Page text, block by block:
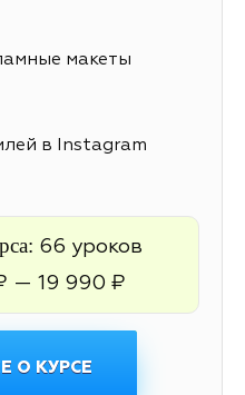
макеты
в Instagram
66 уроков
— 19 990 ₽
О КУРСЕ